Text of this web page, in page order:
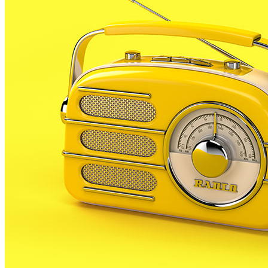
Tanquen un local de menjar ràpid a Malgrat de Mar per greus
ESPORTS CAP DE SETMANA
Un historiador local guanya la primera beca d’investigació
sobre el Castell de Palafolls
Un grup de cigonyes fa parada a Palafolls durant el seu viatge
migratori
Els veïns de Palafolls refermen la seva lluita contra la
benzinera del carrer Passada i preparen la creació d’una